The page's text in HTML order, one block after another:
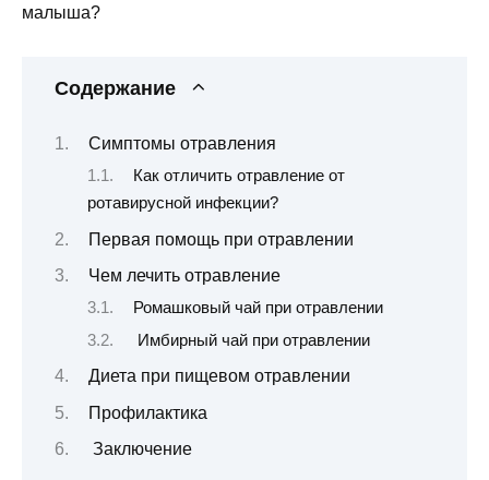
малыша?
Содержание
Симптомы отравления
Как отличить отравление от
ротавирусной инфекции?
Первая помощь при отравлении
Чем лечить отравление
Ромашковый чай при отравлении
Имбирный чай при отравлении
Диета при пищевом отравлении
Профилактика
Заключение